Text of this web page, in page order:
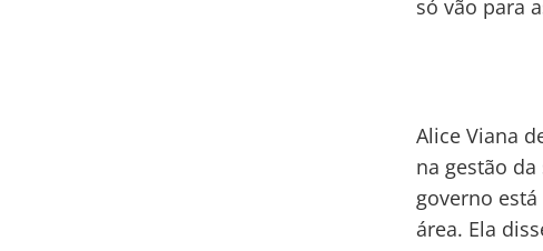
só vão para
Alice Viana
na gestão
governo
área. Ela